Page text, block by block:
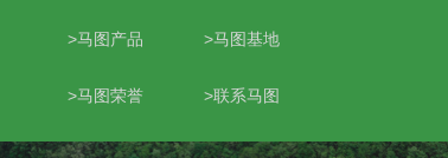
>马图产品 >马图基地
>马图荣誉 >联系马图